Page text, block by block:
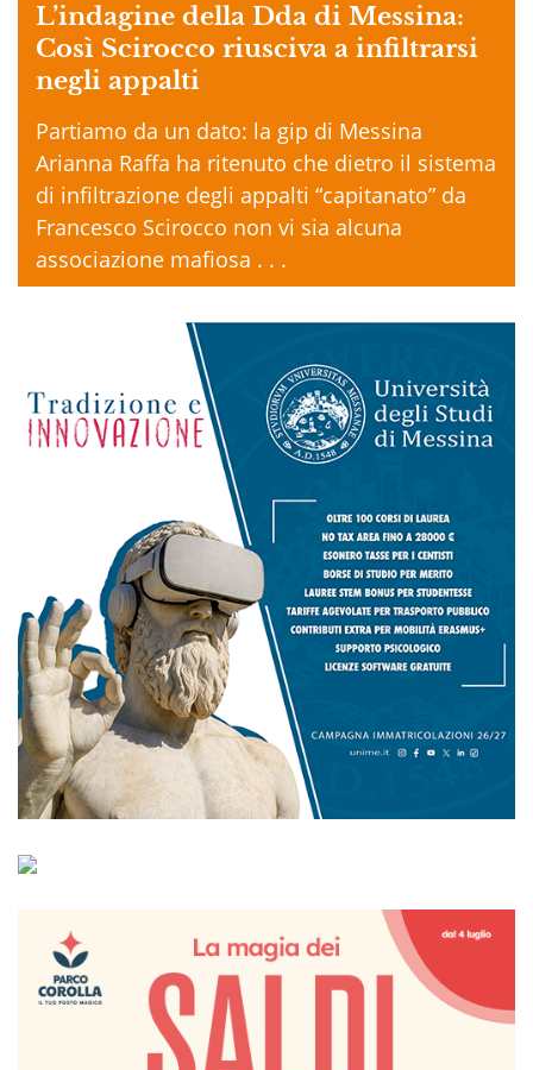
L’indagine della Dda di Messina:
Così Scirocco riusciva a infiltrarsi
negli appalti
Partiamo da un dato: la gip di Messina
Arianna Raffa ha ritenuto che dietro il sistema
di infiltrazione degli appalti “capitanato” da
Francesco Scirocco non vi sia alcuna
associazione mafiosa . . .